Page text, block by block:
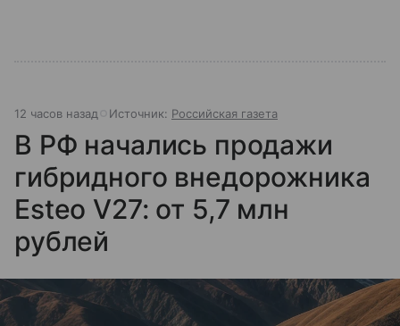
12 часов назад Источник: Российская газета
В РФ начались продажи
гибридного внедорожника
Esteo V27: от 5,7 млн
рублей